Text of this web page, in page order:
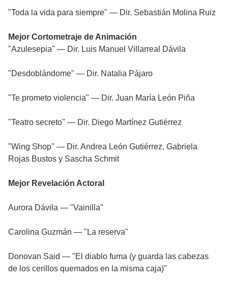
"Toda la vida para siempre" — Dir. Sebastián Molina Ruiz
Mejor Cortometraje de Animación
"Azulesepia" — Dir. Luis Manuel Villarreal Dávila
"Desdoblándome" — Dir. Natalia Pájaro
"Te prometo violencia" — Dir. Juan María León Piña
"Teatro secreto" — Dir. Diego Martínez Gutiérrez
"Wing Shop" — Dir. Andrea León Gutiérrez, Gabriela
Rojas Bustos y Sascha Schmit
Mejor Revelación Actoral
Aurora Dávila — "Vainilla"
Carolina Guzmán — "La reserva"
Donovan Said — "El diablo fuma (y guarda las cabezas
de los cerillos quemados en la misma caja)"